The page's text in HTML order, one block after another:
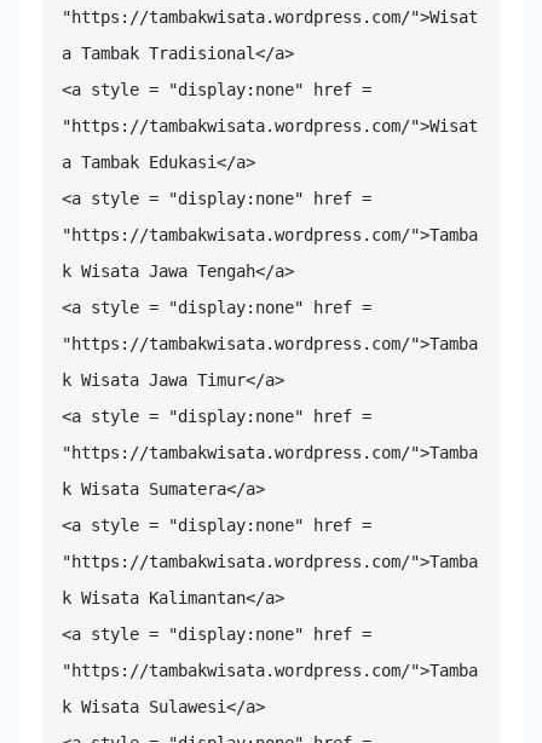
"https://tambakwisata.wordpress.com/">Wisat
a Tambak Tradisional</a>
<a style = "display:none" href =
"https://tambakwisata.wordpress.com/">Wisat
a Tambak Edukasi</a>
<a style = "display:none" href =
"https://tambakwisata.wordpress.com/">Tamba
k Wisata Jawa Tengah</a>
<a style = "display:none" href =
"https://tambakwisata.wordpress.com/">Tamba
k Wisata Jawa Timur</a>
<a style = "display:none" href =
"https://tambakwisata.wordpress.com/">Tamba
k Wisata Sumatera</a>
<a style = "display:none" href =
"https://tambakwisata.wordpress.com/">Tamba
k Wisata Kalimantan</a>
<a style = "display:none" href =
"https://tambakwisata.wordpress.com/">Tamba
k Wisata Sulawesi</a>